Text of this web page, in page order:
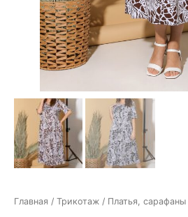
Главная / Трикотаж / Платья, сарафаны